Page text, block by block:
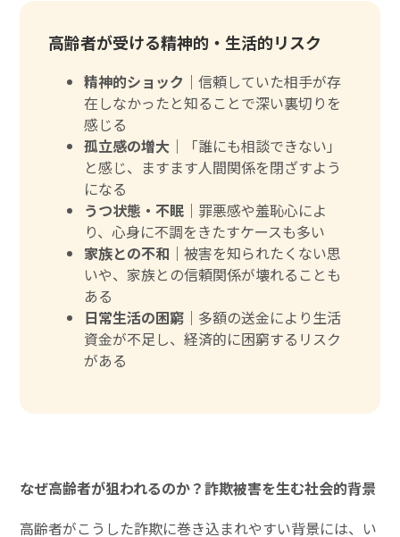
高齢者が受ける精神的・生活的リスク
精神的ショック｜信頼していた相手が存
在しなかったと知ることで深い裏切りを
感じる
孤立感の増大｜
「誰にも相談できない」
と感じ、ますます人間関係を閉ざすよう
になる
うつ状態・不眠｜ 罪悪感や羞恥心によ
り、心身に不調をきたすケースも多い
家族との不和｜被害を知られたくない思
いや、家族との信頼関係が壊れることも
ある
日常生活の困窮｜ 多額の送金により生活
資金が不足し、経済的に困窮するリスク
がある
なぜ高齢者が狙われるのか？詐欺被害を生む社会的背景
高齢者がこうした詐欺に巻き込まれやすい背景には、い